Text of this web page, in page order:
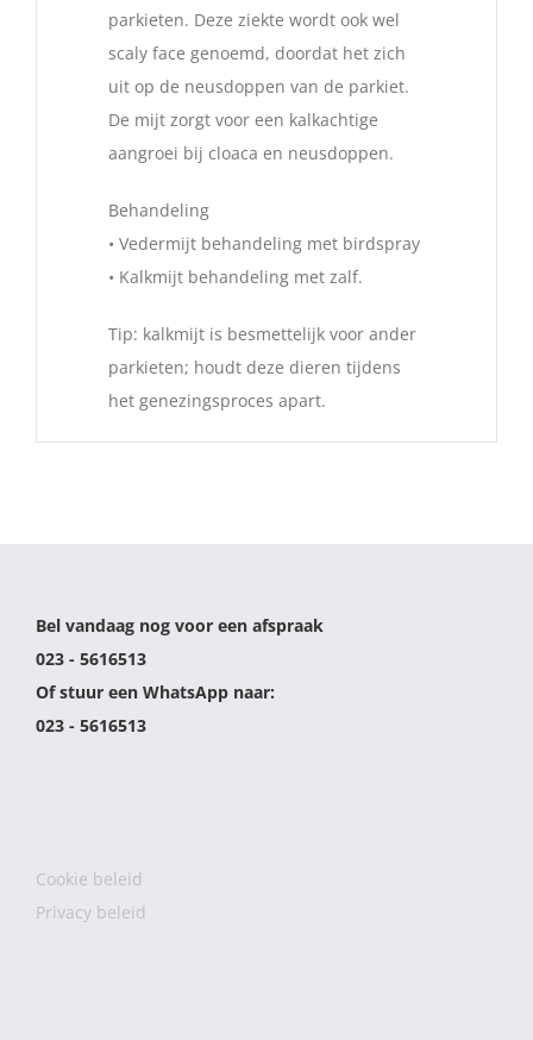
parkieten. Deze ziekte wordt ook wel
scaly face genoemd, doordat het zich
uit op de neusdoppen van de parkiet.
De mijt zorgt voor een kalkachtige
aangroei bij cloaca en neusdoppen.
Behandeling
• Vedermijt behandeling met birdspray
• Kalkmijt behandeling met zalf.
Tip: kalkmijt is besmettelijk voor ander
parkieten; houdt deze dieren tijdens
het genezingsproces apart.
Bel vandaag nog voor een afspraak
023 - 5616513
Of stuur een WhatsApp naar:
023 - 5616513
Cookie beleid
Privacy beleid